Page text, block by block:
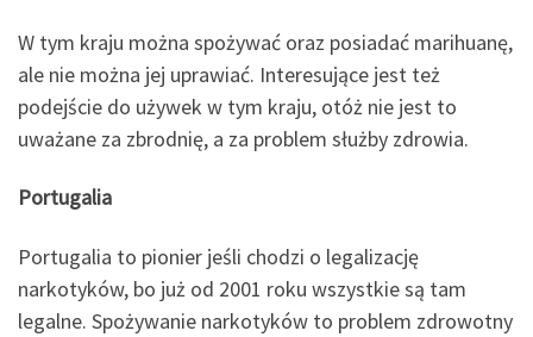
W tym kraju można spożywać oraz posiadać marihuanę,
ale nie można jej uprawiać. Interesujące jest też
podejście do używek w tym kraju, otóż nie jest to
uważane za zbrodnię, a za problem służby zdrowia.
Portugalia
Portugalia to pionier jeśli chodzi o legalizację
narkotyków, bo już od 2001 roku wszystkie są tam
legalne. Spożywanie narkotyków to problem zdrowotny